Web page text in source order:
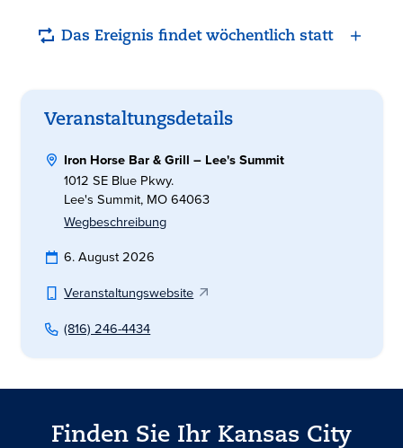
Das Ereignis findet wöchentlich statt
Veranstaltungsdetails
Iron Horse Bar & Grill – Lee's Summit
1012 SE Blue Pkwy.
Lee's Summit, MO 64063
Wegbeschreibung
6. August 2026
Veranstaltungswebsite
(816) 246-4434
Finden Sie Ihr Kansas City